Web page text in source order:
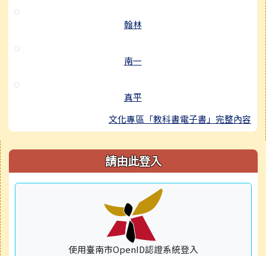
翰林
南一
真平
文化專區「教科書電子書」完整內容
右邊區域內容 請由此登入
使用臺南市OpenID認證系統登入